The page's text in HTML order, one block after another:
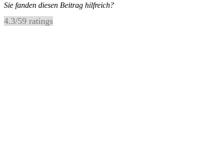
Sie fanden diesen Beitrag hilfreich?
4.3/59 ratings